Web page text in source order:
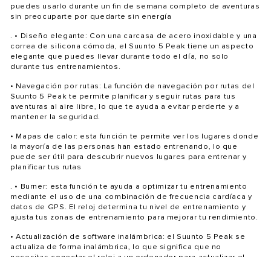
puedes usarlo durante un fin de semana completo de aventuras
sin preocuparte por quedarte sin energía
. • Diseño elegante: Con una carcasa de acero inoxidable y una
correa de silicona cómoda, el Suunto 5 Peak tiene un aspecto
elegante que puedes llevar durante todo el día, no solo
durante tus entrenamientos.
• Navegación por rutas: La función de navegación por rutas del
Suunto 5 Peak te permite planificar y seguir rutas para tus
aventuras al aire libre, lo que te ayuda a evitar perderte y a
mantener la seguridad.
• Mapas de calor: esta función te permite ver los lugares donde
la mayoría de las personas han estado entrenando, lo que
puede ser útil para descubrir nuevos lugares para entrenar y
planificar tus rutas
. • Burner: esta función te ayuda a optimizar tu entrenamiento
mediante el uso de una combinación de frecuencia cardíaca y
datos de GPS. El reloj determina tu nivel de entrenamiento y
ajusta tus zonas de entrenamiento para mejorar tu rendimiento.
• Actualización de software inalámbrica: el Suunto 5 Peak se
actualiza de forma inalámbrica, lo que significa que no